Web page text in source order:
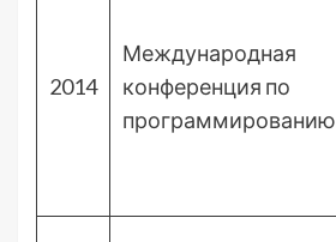
2014
Международная
конференция по
программированию